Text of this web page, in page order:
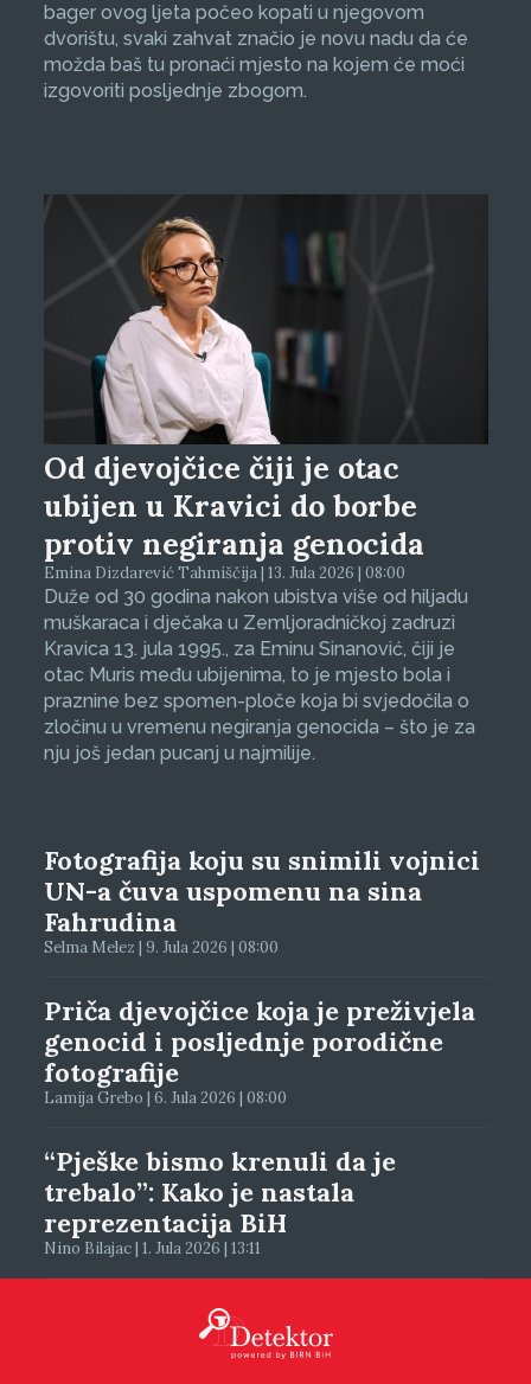
bager ovog ljeta počeo kopati u njegovom
dvorištu, svaki zahvat značio je novu nadu da će
možda baš tu pronaći mjesto na kojem će moći
izgovoriti posljednje zbogom.
Od djevojčice čiji je otac
ubijen u Kravici do borbe
protiv negiranja genocida
Emina Dizdarević Tahmiščija | 13. Jula 2026 | 08:00
Duže od 30 godina nakon ubistva više od hiljadu
muškaraca i dječaka u Zemljoradničkoj zadruzi
Kravica 13. jula 1995., za Eminu Sinanović, čiji je
otac Muris među ubijenima, to je mjesto bola i
praznine bez spomen-ploče koja bi svjedočila o
zločinu u vremenu negiranja genocida – što je za
nju još jedan pucanj u najmilije.
Fotografija koju su snimili vojnici
UN-a čuva uspomenu na sina
Fahrudina
Selma Melez | 9. Jula 2026 | 08:00
Priča djevojčice koja je preživjela
genocid i posljednje porodične
fotografije
Lamija Grebo | 6. Jula 2026 | 08:00
“Pješke bismo krenuli da je
trebalo”: Kako je nastala
reprezentacija BiH
Nino Bilajac | 1. Jula 2026 | 13:11